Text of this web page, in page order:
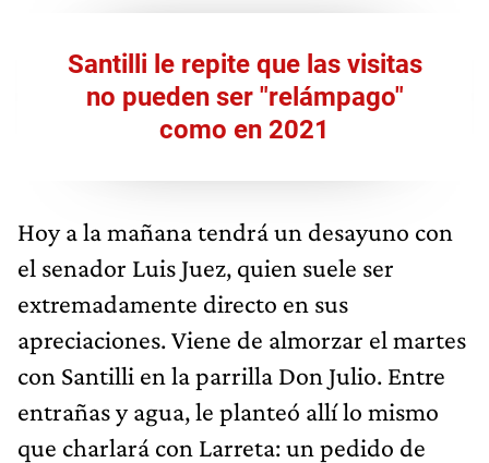
Santilli le repite que las visitas
no pueden ser "relámpago"
como en 2021
Hoy a la mañana tendrá un desayuno con
el senador Luis Juez, quien suele ser
extremadamente directo en sus
apreciaciones. Viene de almorzar el martes
con Santilli en la parrilla Don Julio. Entre
entrañas y agua, le planteó allí lo mismo
que charlará con Larreta: un pedido de